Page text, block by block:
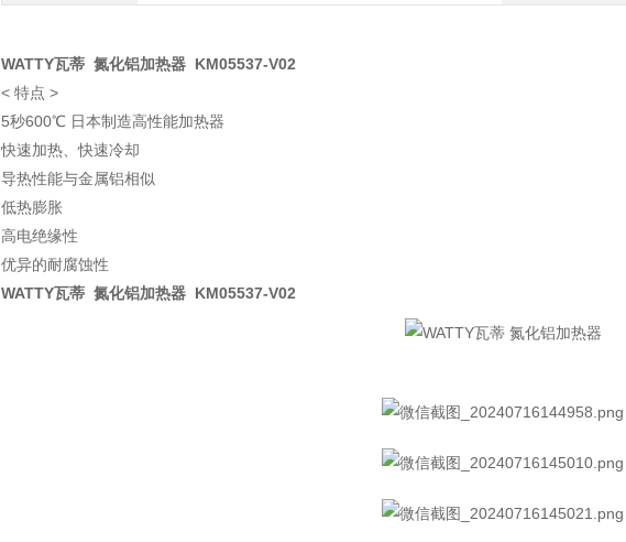
WATTY瓦蒂 氮化铝加热器 KM05537-V02
< 特点 >
5秒600℃ 日本制造高性能加热器
快速加热、快速冷却
导热性能与金属铝相似
低热膨胀
高电绝缘性
优异的耐腐蚀性
WATTY瓦蒂 氮化铝加热器 KM05537-V02